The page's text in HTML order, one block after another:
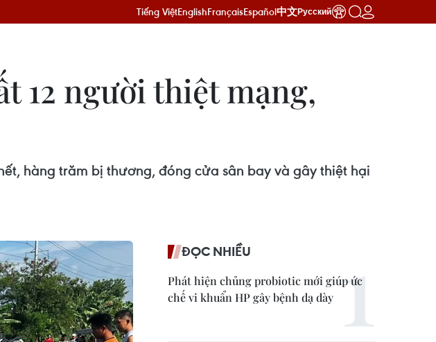
Tiếng ViệtEnglishFrançaisEspañol中文Русский
12 người thiệt mạng,
hàng trăm bị thương, đóng cửa sân bay và gây thiệt hại
ĐỌC NHIỀU
Phát hiện chủng probiotic mới giúp ức
chế vi khuẩn HP gây bệnh dạ dày